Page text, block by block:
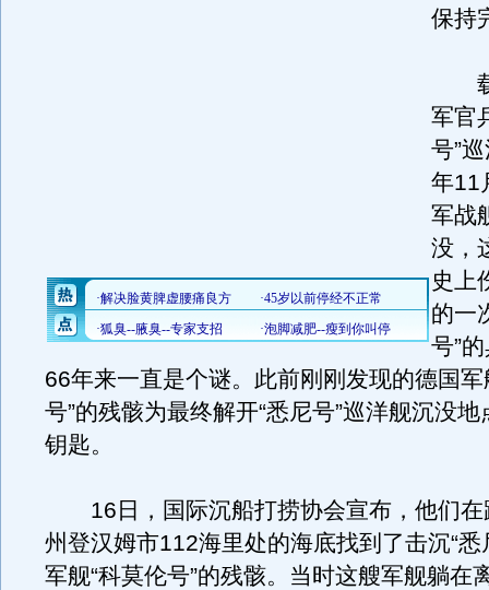
保持
载
军官
号”
年11
军战
没，
史上
的一
号”
66年来一直是个谜。此前刚刚发现的德国军
号”的残骸为最终解开“悉尼号”巡洋舰沉没
钥匙。
16日，国际沉船打捞协会宣布，他们在
州登汉姆市112海里处的海底找到了击沉“悉
军舰“科莫伦号”的残骸。当时这艘军舰躺在